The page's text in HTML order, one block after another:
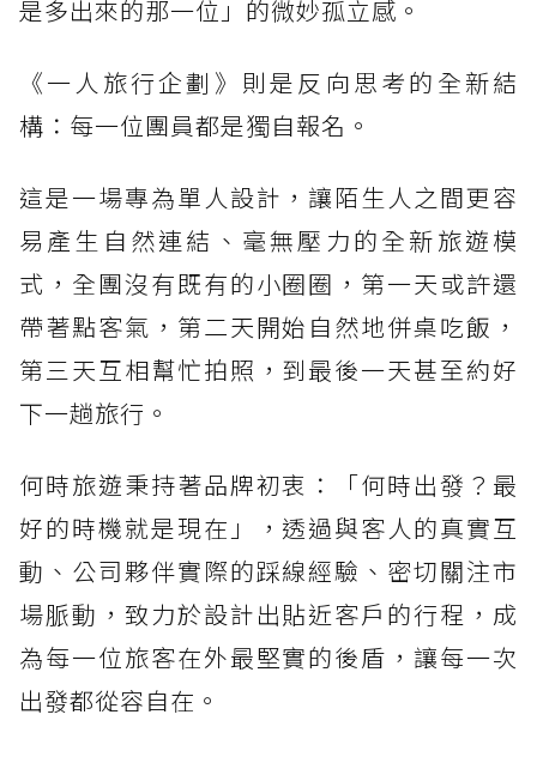
是多出來的那一位」的微妙孤立感。
《一人旅行企劃》則是反向思考的全新結
構：每一位團員都是獨自報名。
這是一場專為單人設計，讓陌生人之間更容
易產生自然連結、毫無壓力的全新旅遊模
式，全團沒有既有的小圈圈，第一天或許還
帶著點客氣，第二天開始自然地併桌吃飯，
第三天互相幫忙拍照，到最後一天甚至約好
下一趟旅行。
何時旅遊秉持著品牌初衷：「何時出發？最
好的時機就是現在」，透過與客人的真實互
動、公司夥伴實際的踩線經驗、密切關注市
場脈動，致力於設計出貼近客戶的行程，成
為每一位旅客在外最堅實的後盾，讓每一次
出發都從容自在。